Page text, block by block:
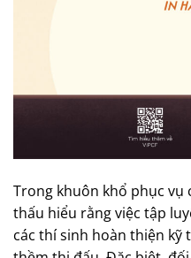
Trong khuôn khổ phục vụ
thấu hiểu rằng việc tập
các thí sinh hoàn thiện